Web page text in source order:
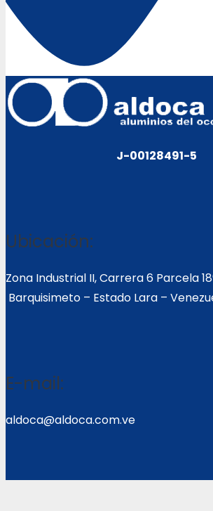
J-00128491-5
Ubicación:
Zona Industrial II, Carrera 6 Parcela
Barquisimeto – Estado Lara –
E-mail:
aldoca@aldoca.com.ve